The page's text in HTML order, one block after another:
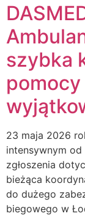
szybka
23 maja 2026
intensywnym
zgłoszenia
bieżąca
do dużego
biegowego w